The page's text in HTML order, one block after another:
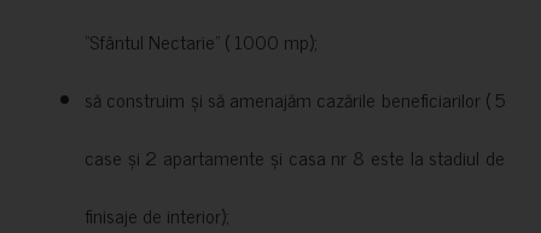
”Sfântul Nectarie” ( 1000 mp);
să construim și să amenajăm cazările beneficiarilor ( 5
case și 2 apartamente și casa nr 8 este la stadiul de
finisaje de interior);